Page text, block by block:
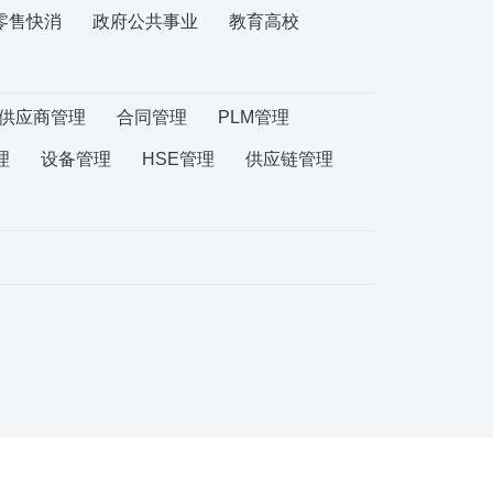
售快消 政府公共事业 教育高校
应商管理 合同管理 PLM管理
设备管理 HSE管理 供应链管理